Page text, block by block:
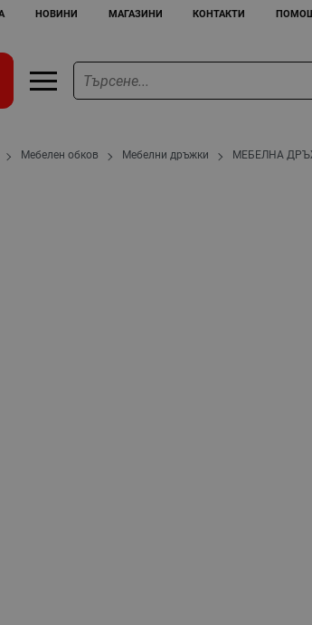
НОВИНИ МАГАЗИНИ КОНТАКТИ
Мебелен обков Мебелни дръжки МЕБЕЛНА